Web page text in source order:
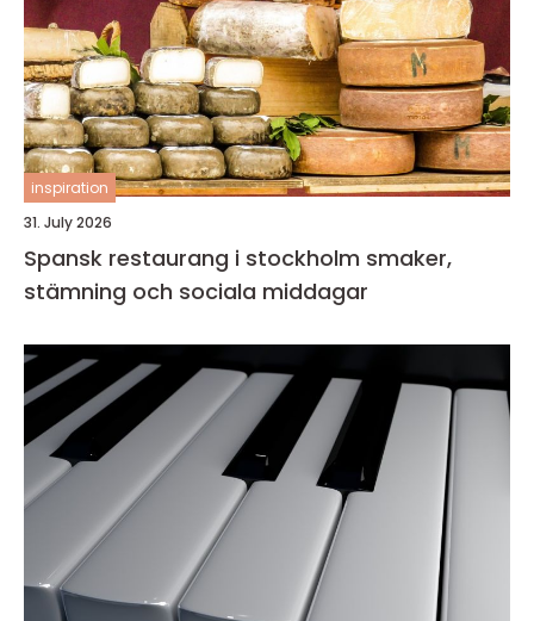
inspiration
31. July 2026
Spansk restaurang i stockholm smaker,
stämning och sociala middagar